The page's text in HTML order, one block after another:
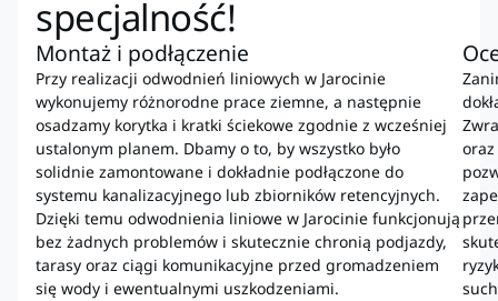
specjalność!
Montaż i podłączenie
Przy realizacji odwodnień liniowych w Jarocinie
wykonujemy różnorodne prace ziemne, a następnie
osadzamy korytka i kratki ściekowe zgodnie z wcześniej
ustalonym planem. Dbamy o to, by wszystko było
solidnie zamontowane i dokładnie podłączone do
systemu kanalizacyjnego lub zbiorników retencyjnych.
Dzięki temu odwodnienia liniowe w Jarocinie funkcjonują
bez żadnych problemów i skutecznie chronią podjazdy,
tarasy oraz ciągi komunikacyjne przed gromadzeniem
się wody i ewentualnymi uszkodzeniami.